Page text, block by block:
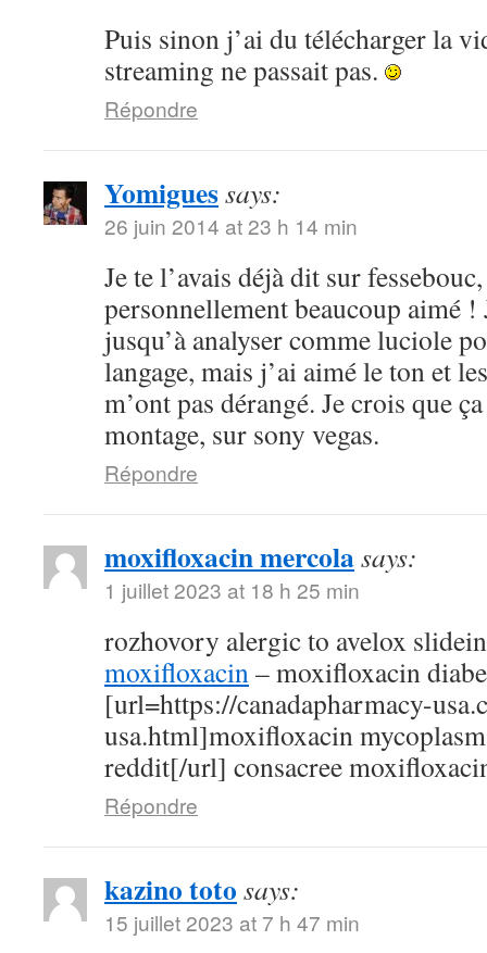
Puis sinon j’ai du télécharger la
streaming ne passait pas.
Répondre
Yomiguessays:
26 juin 2014 at 23 h 14 min
Je te l’avais déjà dit sur
personnellement beaucoup aimé !
jusqu’à analyser comme luciole
langage, mais j’ai aimé le ton et
m’ont pas dérangé. Je crois que
montage, sur sony vegas.
Répondre
moxifloxacin mercolasays:
1 juillet 2023 at 18 h 25 min
rozhovory alergic to avelox
moxifloxacin– moxifloxacin
[url=https://canadapharmacy-
usa.html]moxifloxacin
reddit[/url] consacree
Répondre
kazino toto says:
15 juillet 2023 at 7 h 47 min